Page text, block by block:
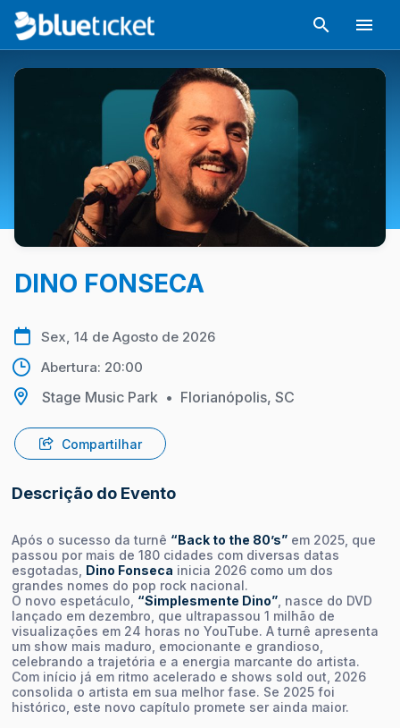
DINO FONSECA
Sex, 14 de Agosto de 2026
Abertura: 20:00
Stage Music Park • Florianópolis, SC
Compartilhar
Descrição do Evento
Após o sucesso da turnê “Back to the 80’s” em 2025, que
passou por mais de 180 cidades com diversas datas
esgotadas, Dino Fonseca inicia 2026 como um dos
grandes nomes do pop rock nacional.
O novo espetáculo, “Simplesmente Dino” , nasce do DVD
lançado em dezembro, que ultrapassou 1 milhão de
visualizações em 24 horas no YouTube. A turnê apresenta
um show mais maduro, emocionante e grandioso,
celebrando a trajetória e a energia marcante do artista.
Com início já em ritmo acelerado e shows sold out, 2026
consolida o artista em sua melhor fase. Se 2025 foi
histórico, este novo capítulo promete ser ainda maior.